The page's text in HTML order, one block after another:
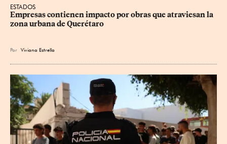
ESTADOS
Empresas contienen impacto por obras que atraviesan la
zona urbana de Querétaro
Por Viviana Estrella